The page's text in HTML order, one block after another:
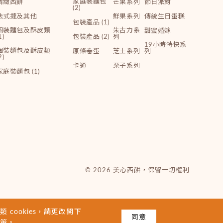
緻西餅
式撻及其他
裝麵包及酥皮類
裝麵包及酥皮類
庭裝麵包 (1)
家庭裝麵包
(2)
包裝產品 (1)
包裝產品 (2)
原條卷蛋
卡通
芒果系列
鮮果系列
朱古力系
列
芝士系列
栗子系列
節日派對
傳統生日蛋糕
甜蜜婚嫁
19小時特快系
列
© 2026 美心西餅，保留一切權利
cookies，請更改閣下
同意